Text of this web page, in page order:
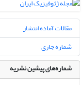
مقالات آماده انتشار
شماره جاری
شماره‌های پیشین نشریه